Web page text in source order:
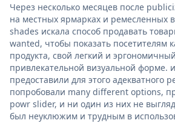
Через несколько месяцев после
на местных ярмарках и ремесленных
shades искала способ продавать
wanted, чтобы показать посетителям
продукта, свой легкий и
привлекательной визуальной форме.
предоставили для этого адекватного
попробовали many different options,
powr slider, и ни один из них не
был неуклюжим и трудным в